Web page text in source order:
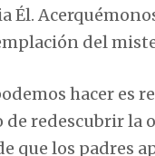
Él.
del
hacer es
redescubrir la
que los padres